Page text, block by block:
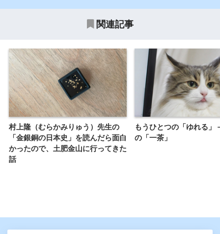
関連記事
村上隆（むらかみりゅう）先生の
「金銀銅の日本史」を読んだら面白
かったので、土肥金山に行ってきた
話
もうひとつの「ゆれる」
の「一茶」